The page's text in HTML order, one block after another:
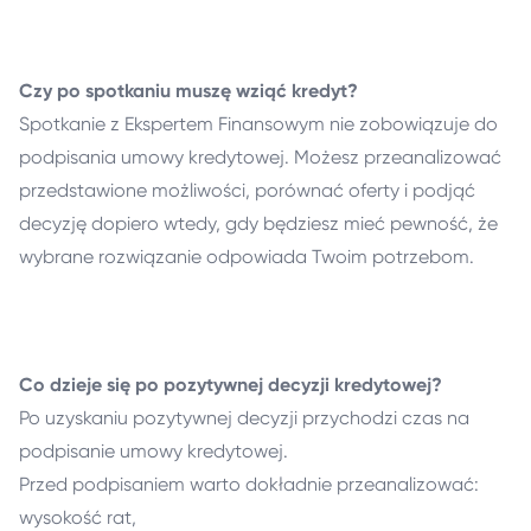
Czy po spotkaniu muszę wziąć kredyt?
Spotkanie z Ekspertem Finansowym nie zobowiązuje do
podpisania umowy kredytowej. Możesz przeanalizować
przedstawione możliwości, porównać oferty i podjąć
decyzję dopiero wtedy, gdy będziesz mieć pewność, że
wybrane rozwiązanie odpowiada Twoim potrzebom.
Co dzieje się po pozytywnej decyzji kredytowej?
Po uzyskaniu pozytywnej decyzji przychodzi czas na
podpisanie umowy kredytowej.
Przed podpisaniem warto dokładnie przeanalizować:
wysokość rat,